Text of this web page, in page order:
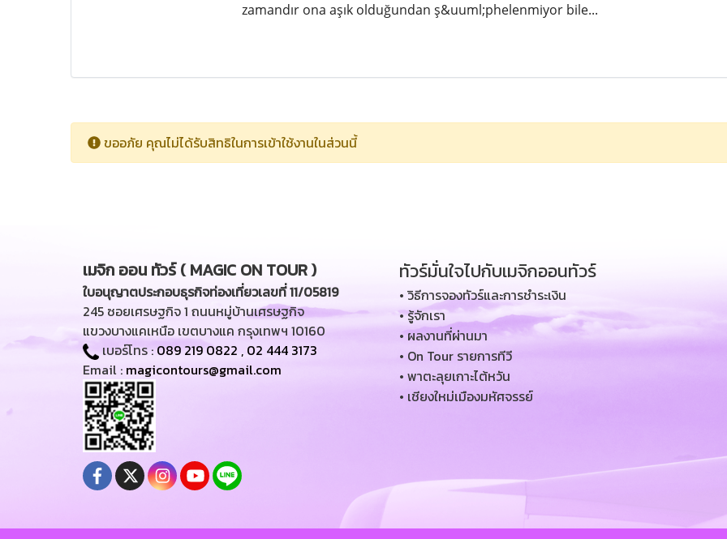
zamandır ona aşık olduğundan ş&uuml;phelenmiyor bile...
ขออภัย คุณไม่ได้รับสิทธิในการเข้าใช้งานในส่วนนี้
เมจิก ออน ทัวร์ ( MAGIC ON TOUR )
ใบอนุญาตประกอบธุรกิจท่องเที่ยวเลขที่ 11/05819
245 ซอยเศรษฐกิจ 1 ถนนหมู่บ้านเศรษฐกิจ
แขวงบางแคเหนือ เขตบางแค กรุงเทพฯ 10160
เบอร์โทร :089 219 0822 , 02 444 3173
Email : magicontours@gmail.com
ทัวร์มั่นใจไปกับเมจิกออนทัวร์
• วิธีการจองทัวร์และการชำระเงิน
• รู้จักเรา
• ผลงานที่ผ่านมา
• On Tour รายการทีวี
• พาตะลุยเกาะไต้หวัน
• เชียงใหม่เมืองมหัศจรรย์